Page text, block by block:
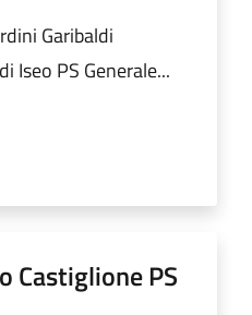
Garibaldi
Iseo PS Generale...
Castiglione PS